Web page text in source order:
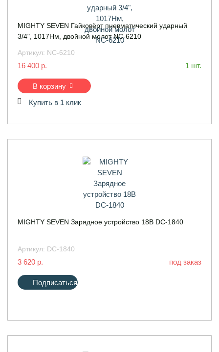
MIGHTY SEVEN Гайковёрт пневматический ударный
3/4", 1017Нм, двойной молот NC-6210
Артикул: NC-6210
16 400 р. 1 шт.
В корзину
Купить в 1 клик
MIGHTY SEVEN Зарядное устройство 18В DC-1840
Артикул: DC-1840
3 620 р. под заказ
Подписаться